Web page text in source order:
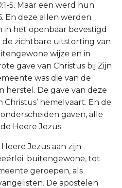
5. Maar een werd hun
En deze allen werden
het openbaar bevestigd
zichtbare uitstorting van
wijze en in
gave van Christus bij Zijn
was die van de
herstel. De gave van deze
hemelvaart. En de
gaven, alle
Heere Jezus.
Jezus aan zijn
buitengewone, tot
geroepen, als
De apostelen